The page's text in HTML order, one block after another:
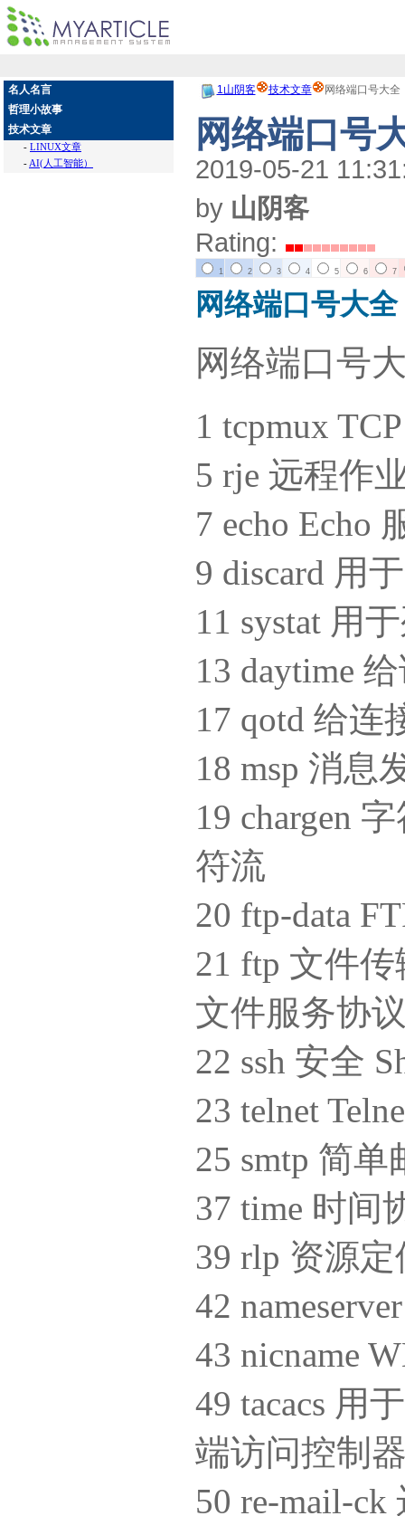
名人名言
哲理小故事
技术文章
- LINUX文章
- AI(人工智能）
1山阴客 技术文章 网络端口号大全
网络端口号
2019-05-21
by 山阴客
Rating:
1 2 3 4 5 6 7
网络端口号大全
网络端口号
1 tcpmux
5 rje 远程作
7 echo Echo
9 discard 用
11 systat 用
13 daytime
17 qotd 给
18 msp 消息
19 chargen
符流
20 ftp-data
21 ftp 文件
文件服务协
22 ssh 安全
23 telnet
25 smtp 简
37 time 时间
39 rlp 资源
42
43 nicname
49 tacacs 用
端访问控制
50 re-mail-